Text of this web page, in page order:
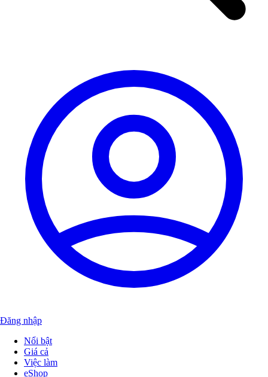
Đăng nhập
Nổi bật
Giá cả
Việc làm
eShop